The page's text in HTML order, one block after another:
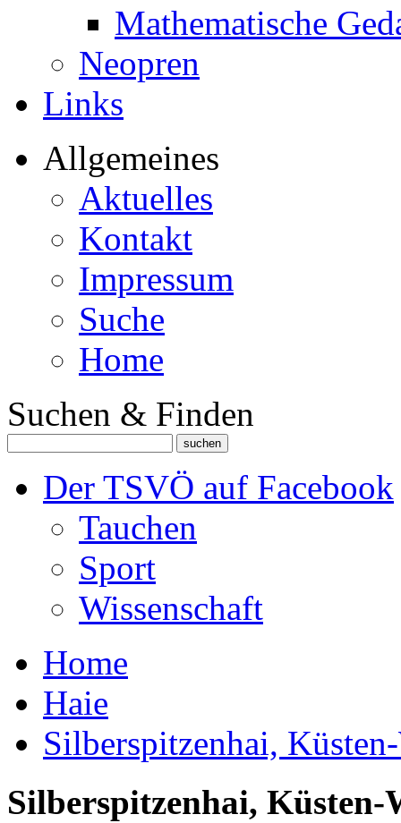
Mathematische
Neopren
Links
Allgemeines
Aktuelles
Kontakt
Impressum
Suche
Home
Suchen & Finden
Der TSVÖ auf Facebook
Tauchen
Sport
Wissenschaft
Home
Haie
Silberspitzenhai,
Silberspitzenhai, Küsten-